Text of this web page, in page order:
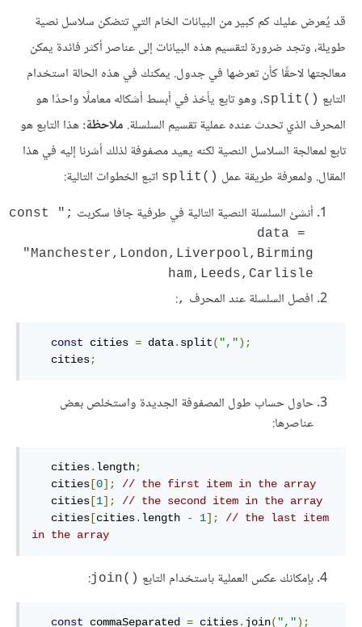
قد يُعرض عليك كم كبير من البيانات الخام التي تتضكن سلاسل نصية
طويلة، وتجد ضرورة لتقسيم هذه البيانات إلى عناصر أكثر فائدة يمكن
معالجتها لاحقًا كأن تعرضها في جدول. يمكنك في هذه الحالة استخدام
التابع ()split
، وهو تابع يأخذ في أبسط أشكاله معاملًا واحدًا هو
المحرف الذي تحدث عنده عملية تقسيم السلسلة. ملاحظة:هذا التابع هو
تابع لمعالجة السلاسل النصية لكنه يعيد مصفوفة لذلك أشرنا إليه في هذا
المقال. ولمعرفة طريقة عمل ()split
اتبع الخطوات التالية:
أنشئ السلسلة النصية التالية في طرفية جافا سكربت
;"const
data =
"Manchester,London,Liverpool,Birming
ham,Leeds,Carlisle
افصل السلسلة عند المحرف ,
:
const cities = data. split( ",");
   cities
;
حاول حساب طول المصفوفة الجديدة واستخلص بعض
عناصرها:
   cities
. length;
   cities
[0];
// the first item in the array
   cities
[1];
// the second item in the array
   cities
[cities. length - 1];
// the last item
in the array
بإمكانك عكس العملية باستخدام التابع ()join
:
const commaSeparated = cities. join( ",");